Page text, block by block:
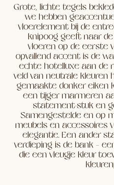
Grote, lichte tegels
we hebben
vloerelement bij de
knipoog geeft naar
vloeren op de eerste
opvallend accent is de
echte hotelluxe aan de
veld van neutrale
gemaakte donker eiken
een tijger marmeren
statement-stuk en
Samengestelde en op
meubels en accessoires
elegantie. Een ander
verdieping is de bank –
die een vleugje kleur